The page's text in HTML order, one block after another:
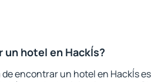
un hotel en Hackĺs?
de encontrar un hotel en Hackĺs es